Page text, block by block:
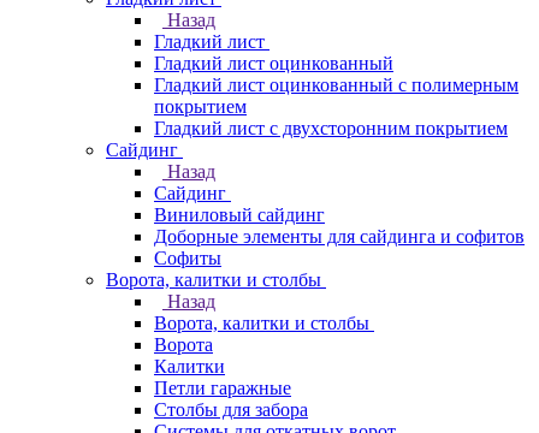
Назад
Гладкий лист
Гладкий лист оцинкованный
Гладкий лист оцинкованный с полимерным
покрытием
Гладкий лист с двухсторонним покрытием
Сайдинг
Назад
Сайдинг
Виниловый сайдинг
Доборные элементы для сайдинга и софитов
Софиты
Ворота, калитки и столбы
Назад
Ворота, калитки и столбы
Ворота
Калитки
Петли гаражные
Столбы для забора